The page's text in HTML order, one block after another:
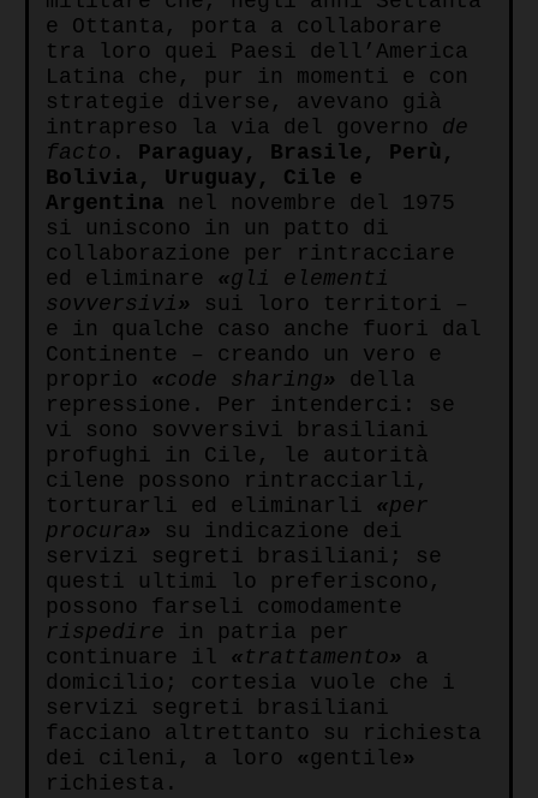
e Ottanta, porta a collaborare
tra loro quei Paesi dell’America
Latina che, pur in momenti e con
strategie diverse, avevano già
intrapreso la via del governo de
facto . Paraguay, Brasile, Perù,
Bolivia, Uruguay, Cile e
Argentina nel novembre del 1975
si uniscono in un patto di
collaborazione per rintracciare
ed eliminare «gli elementi
sovversivi» sui loro territori –
e in qualche caso anche fuori dal
Continente – creando un vero e
proprio «code sharing» della
repressione. Per intenderci: se
vi sono sovversivi brasiliani
profughi in Cile, le autorità
cilene possono rintracciarli,
torturarli ed eliminarli «per
procura» su indicazione dei
servizi segreti brasiliani; se
questi ultimi lo preferiscono,
possono farseli comodamente
rispedire in patria per
continuare il « trattamento» a
domicilio; cortesia vuole che i
servizi segreti brasiliani
facciano altrettanto su richiesta
dei cileni, a loro «gentile »
richiesta.